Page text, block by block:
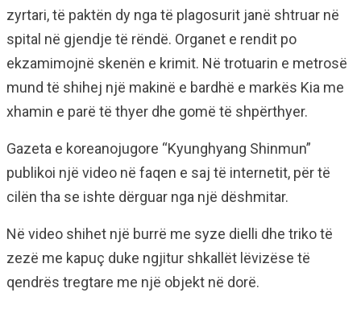
zyrtari, të paktën dy nga të plagosurit janë shtruar në
spital në gjendje të rëndë. Organet e rendit po
ekzamimojnë skenën e krimit. Në trotuarin e metrosë
mund të shihej një makinë e bardhë e markës Kia me
xhamin e parë të thyer dhe gomë të shpërthyer.
Gazeta e koreanojugore “Kyunghyang Shinmun”
publikoi një video në faqen e saj të internetit, për të
cilën tha se ishte dërguar nga një dëshmitar.
Në video shihet një burrë me syze dielli dhe triko të
zezë me kapuç duke ngjitur shkallët lëvizëse të
qendrës tregtare me një objekt në dorë.